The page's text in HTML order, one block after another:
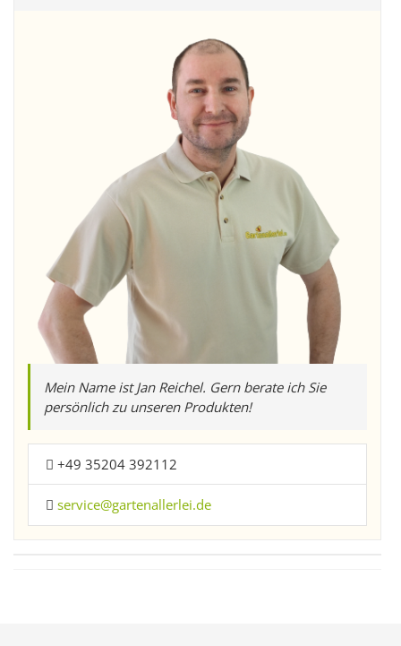
Mein Name ist Jan Reichel. Gern berate ich Sie
persönlich zu unseren Produkten!
+49 35204 392112
service@gartenallerlei.de